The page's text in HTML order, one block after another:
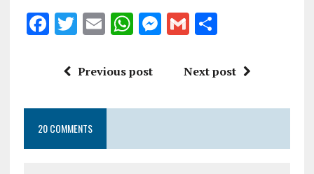
F
ce
o
o
k
T
it
r
E
ai
W
at
A
p
M
g
G
ai
S
a
Previous post Next post
20 COMMENTS